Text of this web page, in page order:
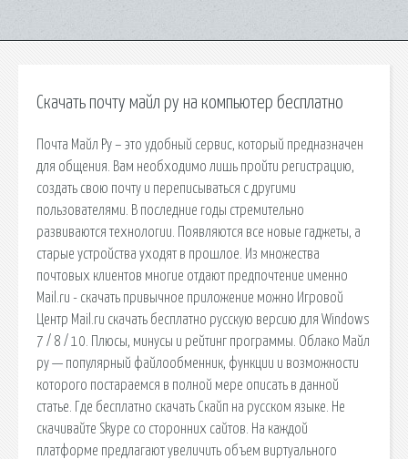
Скачать почту майл ру на компьютер бесплатно
Почта Майл Ру – это удобный сервис, который предназначен
для общения. Вам необходимо лишь пройти регистрацию,
создать свою почту и переписываться с другими
пользователями. В последние годы стремительно
развиваются технологии. Появляются все новые гаджеты, а
старые устройства уходят в прошлое. Из множества
почтовых клиентов многие отдают предпочтение именно
Mail.ru - скачать привычное приложение можно Игровой
Центр Mail.ru скачать бесплатно русскую версию для Windows
7 / 8 / 10. Плюсы, минусы и рейтинг программы. Облако Майл
ру — популярный файлообменник, функции и возможности
которого постараемся в полной мере описать в данной
статье. Где бесплатно скачать Скайп на русском языке. Не
скачивайте Skype со сторонних сайтов. На каждой
платформе предлагают увеличить объем виртуального